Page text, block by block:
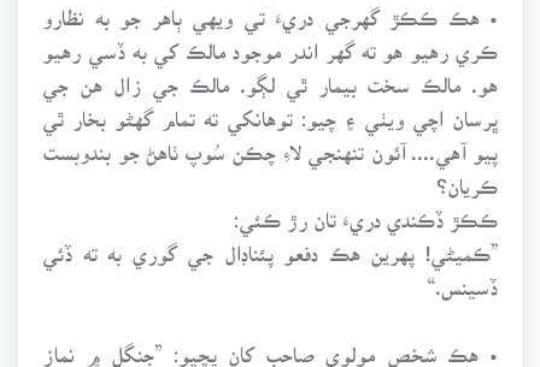
• هڪ ڪڪڙ گهرجي دريءَ تي ويهي ٻاهر جو به نظارو
ڪري رهيو هو ته گهر اندر موجود مالڪ کي به ڏسي رهيو
هو. مالڪ سخت بيمار ٿي لڳو. مالڪ جي زال هن جي
ڀرسان اچي ويٺي ۽ چيو: توهانکي ته تمام گهڻو بخار ٿي
پيو آهي.... آئون تنهنجي لاءِ چڪن سُوپ ٺاهڻ جو بندوبست
ڪريان؟
ڪڪڙ ڏڪندي دريءَ تان رڙ ڪئي:
”ڪميڻي! پهرين هڪ دفعو پئناڊال جي گوري به ته ڏئي
ڏسينس.“
• هڪ شخص مولوي صاحب کان پڇيو: ”جنگل ۾ نماز